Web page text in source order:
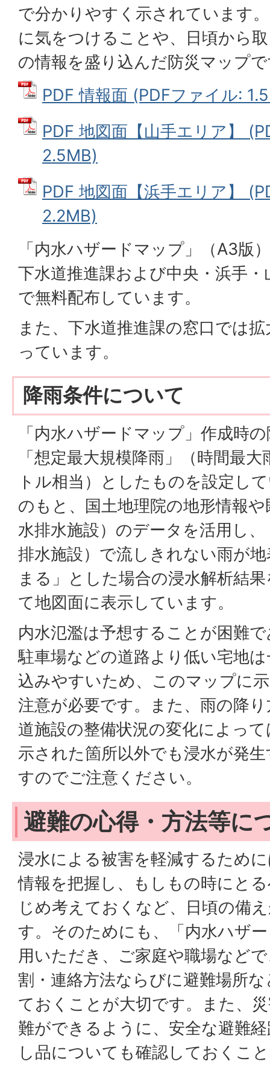
で分かりやすく示されています
に気をつけることや、日頃から
の情報を盛り込んだ防災マップ
PDF 情報面 (PDFファイル:
PDF 地図面【山手エリア】
2.5MB)
PDF 地図面【浜手エリア】
2.2MB)
「内水ハザードマップ」（A3版
下水道推進課および中央・浜手
で無料配布しています。
また、下水道推進課の窓口では
っています。
降雨条件について
「内水ハザードマップ」作成時
「想定最大規模降雨」（時間最
トル相当）としたものを設定し
のもと、国土地理院の地形情報
水排水施設）のデータを活用し
排水施設）で流しきれない雨が
まる」とした場合の浸水解析結
て地図面に表示しています。
内水氾濫は予想することが困難
駐車場などの道路より低い宅地
込みやすいため、このマップに
注意が必要です。また、雨の降
道施設の整備状況の変化によっ
示された箇所以外でも浸水が発
すのでご注意ください。
避難の心得・方法等に
浸水による被害を軽減するため
情報を把握し、もしもの時にと
じめ考えておくなど、日頃の備
す。そのためにも、「内水ハザ
用いただき、ご家庭や職場など
割・連絡方法ならびに避難場所
ておくことが大切です。また、
難ができるように、安全な避難
し品についても確認しておくこ